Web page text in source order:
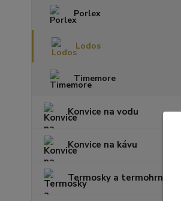
Porlex
Lodos
Timemore
Konvice na vodu
Konvice na kávu
Termosky a termohrnky